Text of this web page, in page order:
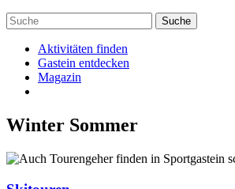
Aktivitäten finden
Gastein entdecken
Magazin
Winter Sommer